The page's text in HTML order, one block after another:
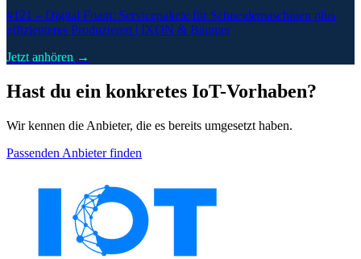
#121 – Digital Foam: Servicepakete für Schneidemaschinen plus
effizienteres Produzieren | IXON & Bäumer
Jetzt anhören →
Hast du ein konkretes IoT-Vorhaben?
Wir kennen die Anbieter, die es bereits umgesetzt haben.
Passenden Anbieter finden